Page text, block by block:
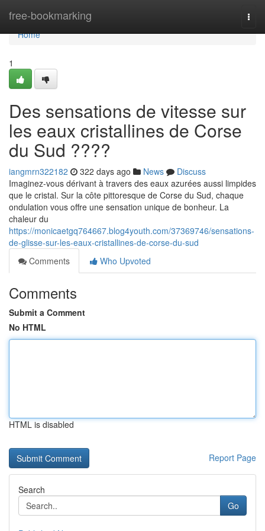
free-bookmarking
Home
Home
1
Des sensations de vitesse sur
les eaux cristallines de Corse
du Sud ????
iangmrn322182 322 days ago News
Discuss
Imaginez-vous dérivant à travers des eaux azurées aussi limpides
que le cristal. Sur la côte pittoresque de Corse du Sud, chaque
ondulation vous offre une sensation unique de bonheur. La
chaleur du
https://monicaetgq764667.blog4youth.com/37369746/sensations-
de-glisse-sur-les-eaux-cristallines-de-corse-du-sud
Comments
Who Upvoted
Comments
Submit a Comment
No HTML
HTML is disabled
Report Page
Search
Go